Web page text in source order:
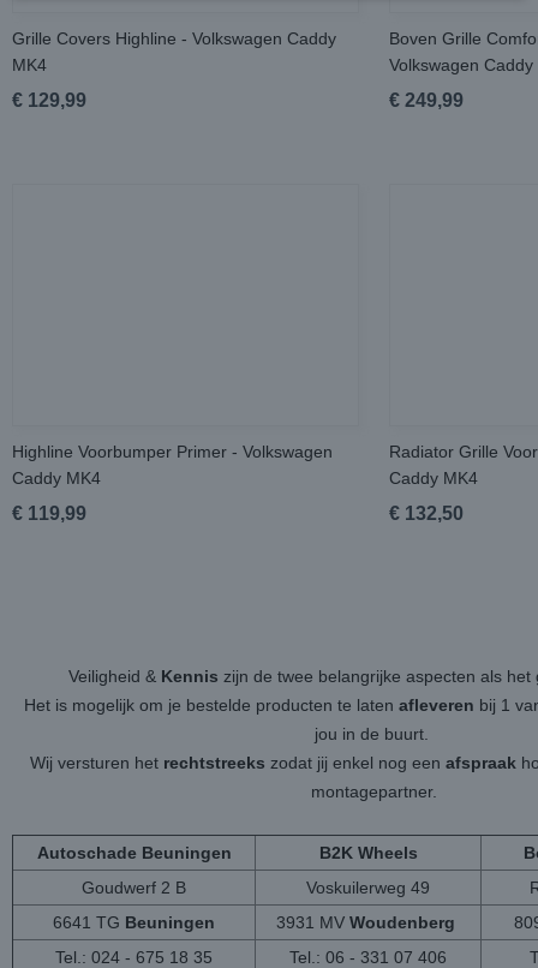
Grille Covers Highline - Volkswagen Caddy
MK4
€ 129,99
Boven Grille
Volkswagen Caddy
€ 249,99
Highline Voorbumper Primer - Volkswagen
Caddy MK4
€ 119,99
Radiator Grille
Caddy MK4
€ 132,50
Veiligheid & Kennis zijn de twee belangrijke aspecten als
Het is mogelijk om je bestelde producten te laten afleveren bij 1
jou in de buurt.
Wij versturen het rechtstreeks zodat jij enkel nog een afspraak
montagepartner.
Autoschade Beuningen B2K Wheels
Goudwerf 2 B
Voskuilerweg 49
6641 TG Beuningen 3931 MV Woudenberg
Tel.: 024 - 675 18 35
Tel.: 06 - 331 07 406